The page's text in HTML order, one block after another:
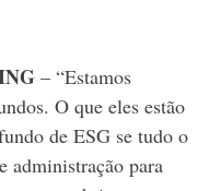
– “Estamos
O que eles estão
de ESG se tudo o
administração para